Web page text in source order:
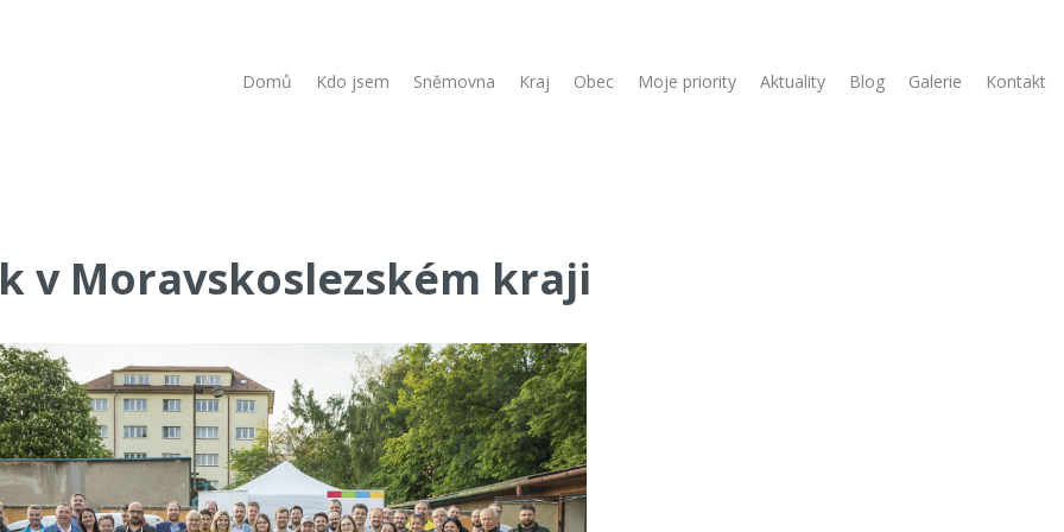
Domů Kdo jsem Sněmovna Kraj Obec Moje priority Aktuality Blog Galerie Kontakt
v Moravskoslezském kraji